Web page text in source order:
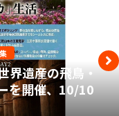
界遺産の飛鳥・
を開催、10/10